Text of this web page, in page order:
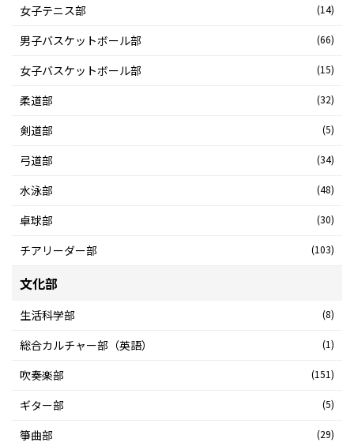
女子テニス部 (14)
男子バスケットボール部 (66)
女子バスケットボール部 (15)
柔道部 (32)
剣道部 (5)
弓道部 (34)
水泳部 (48)
卓球部 (30)
チアリーダー部 (103)
文化部
生活科学部 (8)
総合カルチャー部（英語） (1)
吹奏楽部 (151)
ギター部 (5)
箏曲部 (29)